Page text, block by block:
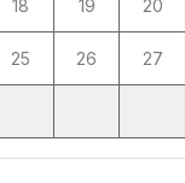
18 19 20
25 26 27